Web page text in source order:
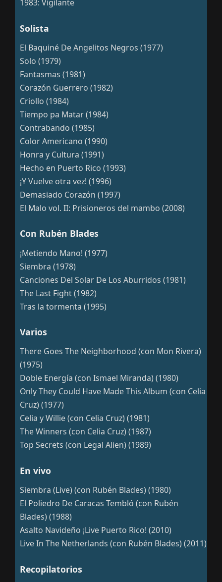
1983: Vigilante
Solista
El Baquiné De Angelitos Negros (1977)
Solo (1979)
Fantasmas (1981)
Corazón Guerrero (1982)
Criollo (1984)
Tiempo pa Matar (1984)
Contrabando (1985)
Color Americano (1990)
Honra y Cultura (1991)
Hecho en Puerto Rico (1993)
¡Y Vuelve otra vez! (1996)
Demasiado Corazón (1997)
El Malo vol. II: Prisioneros del mambo (2008)
Con Rubén Blades
¡Metiendo Mano! (1977)
Siembra (1978)
Canciones Del Solar De Los Aburridos (1981)
The Last Fight (1982)
Tras la tormenta (1995)
Varios
There Goes The Neighborhood (con Mon Rivera)
(1975)
Doble Energía (con Ismael Miranda) (1980)
Only They Could Have Made This Album (con Celia
Cruz) (1977)
Celia y Willie (con Celia Cruz) (1981)
The Winners (con Celia Cruz) (1987)
Top Secrets (con Legal Alien) (1989)
En vivo
Siembra (Live) (con Rubén Blades) (1980)
El Poliedro De Caracas Tembló (con Rubén
Blades) (1988)
Asalto Navideño ¡Live Puerto Rico! (2010)
Live In The Netherlands (con Rubén Blades) (2011)
Recopilatorios